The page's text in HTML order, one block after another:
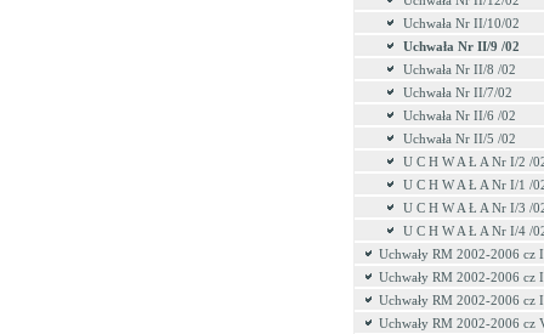
Uchwała Nr II/10/02
Uchwała Nr II/9 /02
Uchwała Nr II/8 /02
Uchwała Nr II/7/02
Uchwała Nr II/6 /02
Uchwała Nr II/5 /02
U C H W A Ł A Nr I/2 /
U C H W A Ł A Nr I/1 /
U C H W A Ł A Nr I/3 /
U C H W A Ł A Nr I/4 /
Uchwały RM 2002-2006 cz
Uchwały RM 2002-2006 cz
Uchwały RM 2002-2006 cz
Uchwały RM 2002-2006 cz